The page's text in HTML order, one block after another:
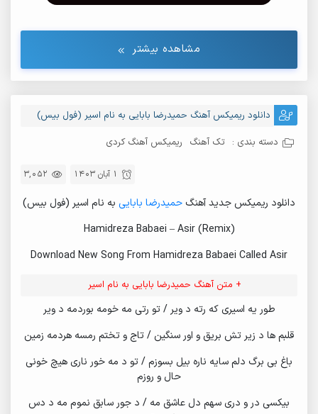
مشاهده بیشتر
دانلود ریمیکس آهنگ حمیدرضا بابایی به نام اسیر (فول بیس)
دسته بندی : تک آهنگ ریمیکس آهنگ کردی
3,052 1 آبان 1403
دانلود ریمیکس جدید آهنگ حمیدرضا بابایی به نام اسیر (فول بیس)
Hamidreza Babaei – Asir (Remix)
Download New Song From Hamidreza Babaei Called Asir
+ متن آهنگ حمیدرضا بابایی به نام اسیر
طور یه اسیری که رته د ویر / تو رتی مه خومه بوردمه د ویر
قلبم ها د زیر تش بریق و اور سنگین / تاج و تختم رمسه هردمه زمین
باغ بی برگ دلم سایه ناره بیل بسوزم / تو د مه خور ناری هیچ خونی
حال و روزم
بیکسی در و دری سهم دل عاشق مه / د جور سابق نموم مه د دس